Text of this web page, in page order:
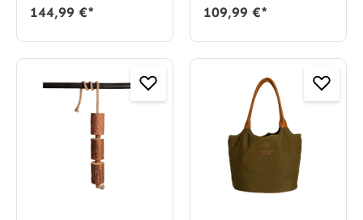
144,99 €* 109,99 €*